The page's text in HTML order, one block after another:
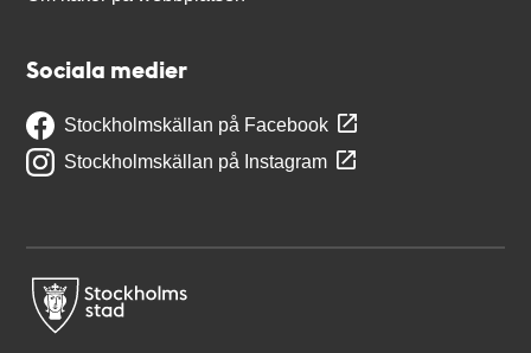
Sociala medier
Stockholmskällan på Facebook
Stockholmskällan på Instagram